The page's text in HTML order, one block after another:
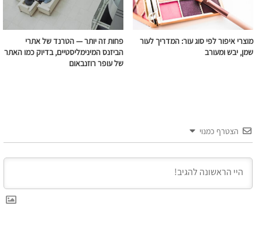
מוצרי איפור לפי סוג עור: המדריך לעור
שמן, יבש ומעורב
פחות זה יותר — הטרנד של אתרי
הביזנס המינימליסטיים, בדיוק כמו האתר
של עופר רוזנבאום
הצטרף כמנוי